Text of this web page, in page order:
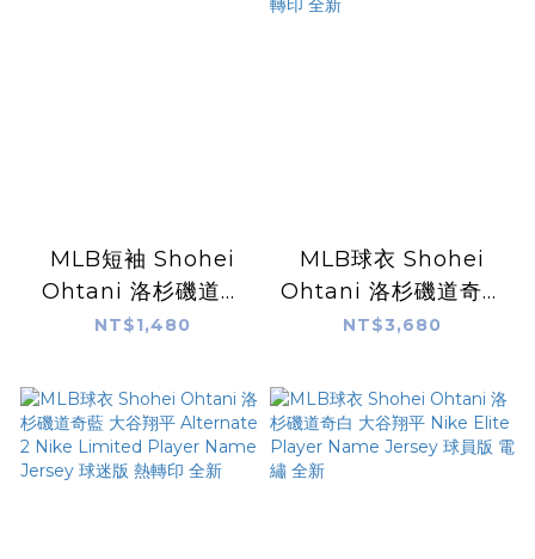
MLB短袖 Shohei
Ohtani 洛杉磯道奇
城市短袖 City Nike
全新
NT$1,480
MLB球衣 Shohei
Ohtani 洛杉磯道奇白
大谷翔平 Home
Player Name
Youth Jersey 球迷版
青年版 熱轉印 全新
NT$3,680